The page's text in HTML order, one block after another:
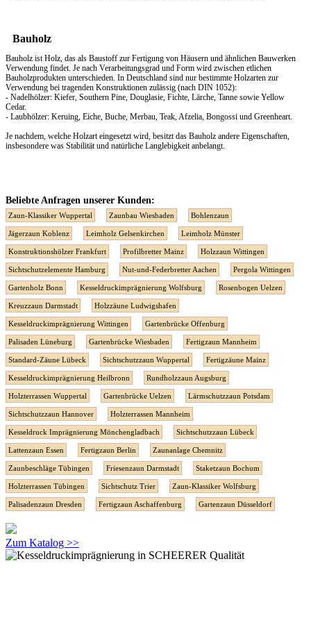
Bauholz
Bauholz ist Holz, das als Baustoff zur Fertigung von Häusern und ähnlichen Bauwerken
Verwendung findet. Je nach Verarbeitungsgrad und Form wird zwischen etlichen
Bauholzprodukten unterschieden. In Deutschland sind nur bestimmte Holzarten zur
Verwendung bei tragenden Konstruktionen zulässig (nach DIN 1052):
- Nadelhölzer: Kiefer, Southern Pine, Douglasie, Fichte, Lärche, Tanne sowie Yellow
Cedar.
- Laubhölzer: Keruing, Eiche, Buche, Merbau, Teak, Afzelia, Bongossi und Greenheart.
Je nachdem, welche Holzart eingesetzt wird, besitzt das Bauholz andere Eigenschaften,
insbesondere was Stabilität und natürliche Langlebigkeit anbelangt.
Beliebte Anfragen unserer Kunden:
Zaun-Klassiker Wuppertal Zaunbau Wiesbaden Bohlenzaun
Jägerzaun Koblenz Leimholz Gelsenkirchen Leimholz Münster
Konstruktionshölzer Frankfurt Profilbretter Mainz Holzzaun Wittingen
Sichtschutzelemente Hamburg Nut-und-Federbretter Aachen Pergola Wittingen
Gartenholz Bonn Kesseldruckimprägnierung Wolfsburg Rosenbogen Uelzen
Kreuzzaun Darmstadt Holzzäune Ludwigshafen
Kesseldruckimprägnierung Wittingen Gartenbrücke Offenburg
Palisaden Lüneburg Gartenbrücke Wiesbaden Fertigzaun Mannheim
Standard-Zäune Lübeck Sichtschutzzaun Wuppertal Fertigzäune Mainz
Kesseldruckimprägnierung Heilbronn Rundholzzaun Augsburg
Holzterrassen Wuppertal Gartenbrücke Uelzen Lärmschutzzaun Potsdam
Sichtschutzzaun Hannover Holzterrassen Mannheim
Kesseldruck Imprägnierung Mönchengladbach Sichtschutzzaun Lübeck
Lattenzaun Essen Fertigzaun Berlin Zaunanlage Chemnitz
Zaunbeschläge Tübingen Friesenzaun Darmstadt Staketzaun Bochum
Holzterrassen Tübingen Sichtschutz Trier Zaun-Klassiker Wolfsburg
Palisadenzaun Dresden Fertigzaun Aschaffenburg Gartenzaun Düsseldorf
Zum Katalog >>